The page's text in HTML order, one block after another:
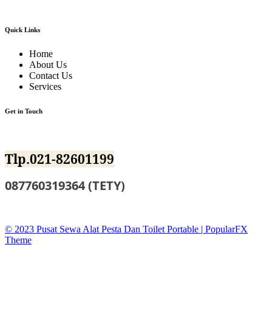
Quick Links
Home
About Us
Contact Us
Services
Get in Touch
Tlp.021-82601199
087760319364 (TETY)
© 2023 Pusat Sewa Alat Pesta Dan Toilet Portable | PopularFX
Theme